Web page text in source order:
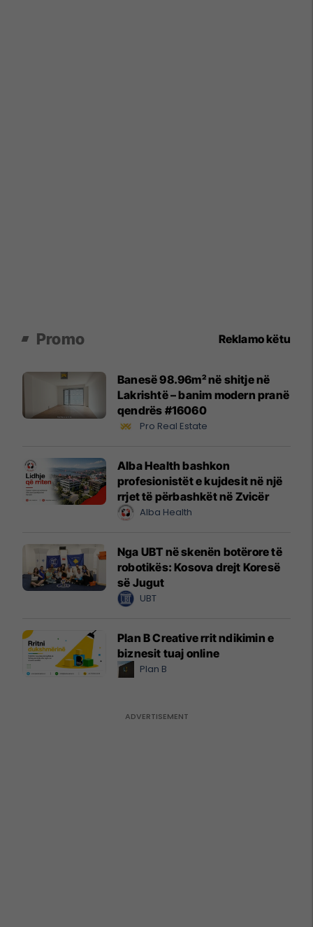
Promo Reklamo këtu
Banesë 98.96m² në shitje në
Lakrishtë – banim modern pranë
qendrës #16060
Pro Real Estate
Alba Health bashkon
profesionistët e kujdesit në një
rrjet të përbashkët në Zvicër
Alba Health
Nga UBT në skenën botërore të
robotikës: Kosova drejt Koresë
së Jugut
UBT
Plan B Creative rrit ndikimin e
biznesit tuaj online
Plan B